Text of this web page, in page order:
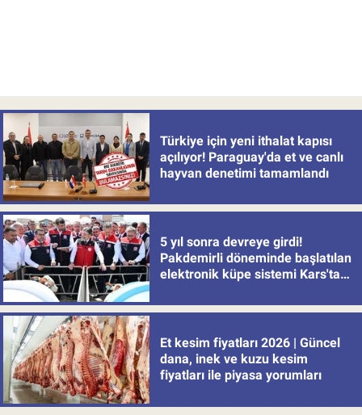
Türkiye için yeni ithalat kapısı
açılıyor! Paraguay'da et ve canlı
hayvan denetimi tamamlandı
5 yıl sonra devreye girdi!
Pakdemirli döneminde başlatılan
elektronik küpe sistemi Kars'tan
Et kesim fiyatları 2026 | Güncel
dana, inek ve kuzu kesim
fiyatları ile piyasa yorumları